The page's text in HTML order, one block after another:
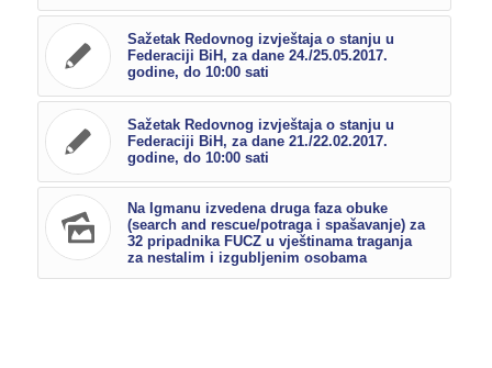
Sažetak Redovnog izvještaja o stanju u
Federaciji BiH, za dane 24./25.05.2017.
godine, do 10:00 sati
Sažetak Redovnog izvještaja o stanju u
Federaciji BiH, za dane 21./22.02.2017.
godine, do 10:00 sati
Na Igmanu izvedena druga faza obuke
(search and rescue/potraga i spašavanje) za
32 pripadnika FUCZ u vještinama traganja
za nestalim i izgubljenim osobama